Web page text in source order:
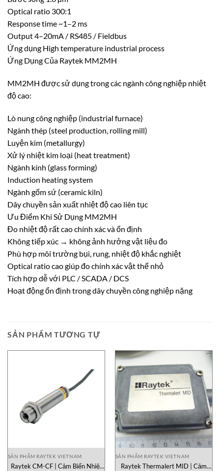
Optical ratio 300:1
Response time ~1–2 ms
Output 4–20mA / RS485 / Fieldbus
Ứng dụng High temperature industrial process
Ứng Dụng Của Raytek MM2MH
MM2MH được sử dụng trong các ngành công nghiệp nhiệt
độ cao:
Lò nung công nghiệp (industrial furnace)
Ngành thép (steel production, rolling mill)
Luyện kim (metallurgy)
Xử lý nhiệt kim loại (heat treatment)
Ngành kính (glass forming)
Induction heating system
Ngành gốm sứ (ceramic kiln)
Dây chuyền sản xuất nhiệt độ cao liên tục
Ưu Điểm Khi Sử Dụng MM2MH
Đo nhiệt độ rất cao chính xác và ổn định
Không tiếp xúc → không ảnh hưởng vật liệu đo
Phù hợp môi trường bụi, rung, nhiệt độ khắc nghiệt
Optical ratio cao giúp đo chính xác vật thể nhỏ
Tích hợp dễ với PLC / SCADA / DCS
Hoạt động ổn định trong dây chuyền công nghiệp nặng
SẢN PHẨM TƯƠNG TỰ
SẢN PHẨM RAYTEK VIETNAM
Raytek CM-CF | Cảm Biến Nhiệt
SẢN PHẨM RAYTEK VIETNAM
Raytek Thermalert MID | Cảm